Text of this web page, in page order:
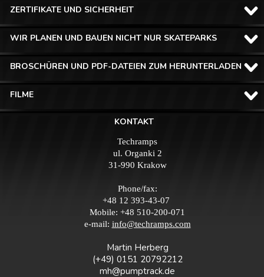
ZERTIFIKATE UND SICHERHEIT
WIR PLANEN UND BAUEN NICHT NUR SKATEPARKS
BROSCHÜREN UND PDF-DATEIEN ZUM HERUNTERLADEN
FILME
KONTAKT
Techramps
ul. Organki 2
31-990 Krakow
Phone/fax:
+48 12 393-43-07
Mobile: +48 510-200-071
e-mail: info@techramps.com
Martin Herberg
(+49) 0151 20792212
mh@pumptrack.de